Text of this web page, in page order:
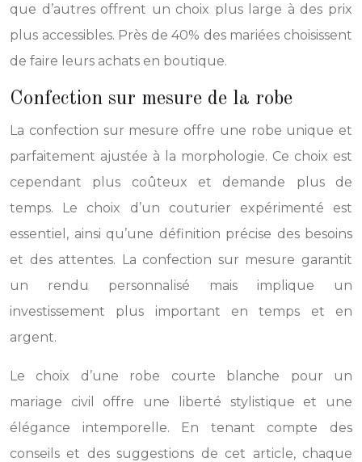
que d’autres offrent un choix plus large à des prix
plus accessibles. Près de 40% des mariées choisissent
de faire leurs achats en boutique.
Confection sur mesure de la robe
La confection sur mesure offre une robe unique et
parfaitement ajustée à la morphologie. Ce choix est
cependant plus coûteux et demande plus de
temps. Le choix d’un couturier expérimenté est
essentiel, ainsi qu’une définition précise des besoins
et des attentes. La confection sur mesure garantit
un rendu personnalisé mais implique un
investissement plus important en temps et en
argent.
Le choix d’une robe courte blanche pour un
mariage civil offre une liberté stylistique et une
élégance intemporelle. En tenant compte des
conseils et des suggestions de cet article, chaque